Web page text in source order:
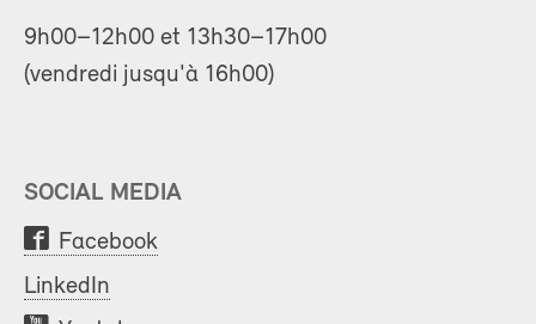
9h00–12h00 et 13h30–17h00
(vendredi jusqu'à 16h00)
SOCIAL MEDIA
Facebook
LinkedIn